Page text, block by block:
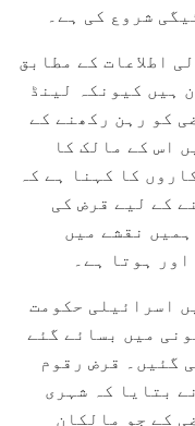
شروع کی ہے۔
اطلاعات کے مطابق
ہیں کیونکہ لینڈ
کو رہن رکھنے کے
اس کے مالک کا
کا کہنا ہے کہ
کے لیے قرض کی
نقشے میں
ہوتا ہے۔
اسرائیلی حکومت
میں بسائے گئے
گئیں۔ قرض رقوم
بتایا کہ شہری
کے جو مالکان